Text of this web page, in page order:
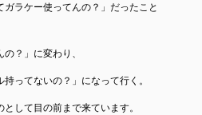
ガラケー使ってんの？」だったこと
の？」に変わり、
持ってないの？」になって行く。
して目の前まで来ています。